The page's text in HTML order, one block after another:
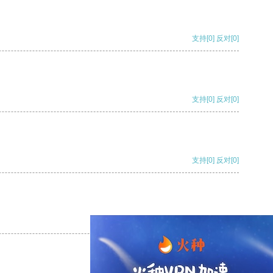
支持[0] 反对[0]
支持[0] 反对[0]
支持[0] 反对[0]